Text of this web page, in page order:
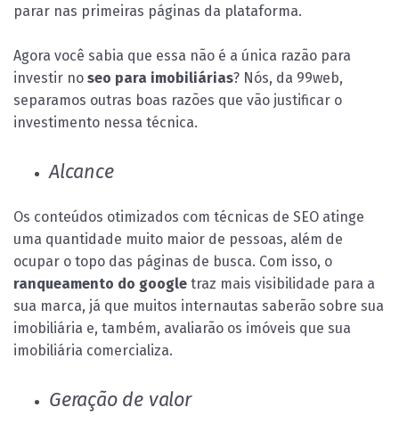
parar nas primeiras páginas da plataforma.
Agora você sabia que essa não é a única razão para
investir no seo para imobiliárias? Nós, da 99web,
separamos outras boas razões que vão justificar o
investimento nessa técnica.
Alcance
Os conteúdos otimizados com técnicas de SEO atinge
uma quantidade muito maior de pessoas, além de
ocupar o topo das páginas de busca. Com isso, o
ranqueamento do google traz mais visibilidade para a
sua marca, já que muitos internautas saberão sobre sua
imobiliária e, também, avaliarão os imóveis que sua
imobiliária comercializa.
Geração de valor